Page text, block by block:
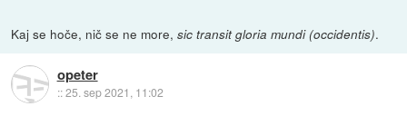
Kaj se hoče, nič se ne more,sic transit gloria mundi (occidentis).
opeter
::25. sep 2021, 11:02